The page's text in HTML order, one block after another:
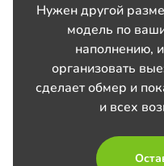
Нужен другой
модель по
наполнению,
организовать
сделает обмер и
и всех